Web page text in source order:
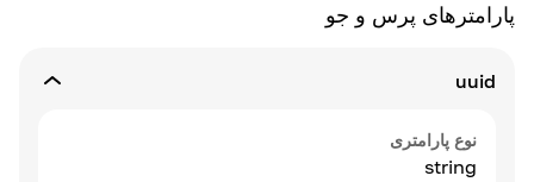
پارامترهای پرس و جو
uuid
نوع پارامتری
string